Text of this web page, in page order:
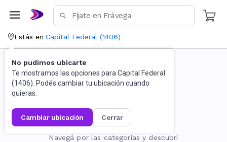
Estás en Capital Federal (1406)
No pudimos ubicarte
Te mostramos las opciones para Capital Federal
(1406). Podés cambiar tu ubicación cuando
quieras.
cambiar ubicación cerrar
La página no existe
Navegá por las categorías y descubrí